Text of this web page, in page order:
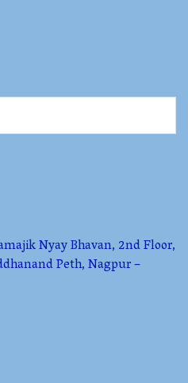
Nyay Bhavan, 2nd Floor,
Peth, Nagpur –